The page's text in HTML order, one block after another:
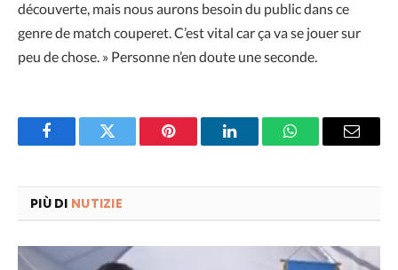
découverte, mais nous aurons besoin du public dans ce
genre de match couperet. C’est vital car ça va se jouer sur
peu de chose. » Personne n’en doute une seconde.
FacebookTwitter Pinterest LinkedInWhatsAppEmail
PIÙ DI NUTIZIE